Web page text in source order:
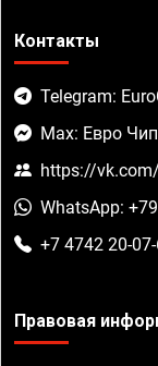
Контакты
Telegram:
Max: Евро
https://
WhatsApp:
+7 4742 20-
Правовая